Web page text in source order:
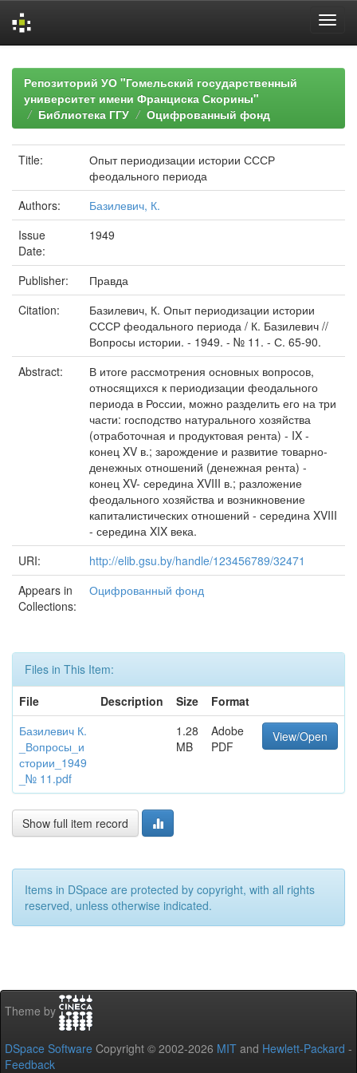
navigationРепозиторий УО "Гомельский государственный
университет имени Франциска Скорины"
Библиотека ГГУ
Оцифрованный фонд
Title:
Опыт периодизации истории СССР
феодального периода
Authors:
Базилевич, К.
Issue
Date:
1949
Publisher:
Правда
Citation:
Базилевич, К. Опыт периодизации истории
СССР феодального периода / К. Базилевич //
Вопросы истории. - 1949. - № 11. - С. 65-90.
Abstract:
В итоге рассмотрения основных вопросов,
относящихся к периодизации феодального
периода в России, можно разделить его на три
части: господство натурального хозяйства
(отработочная и продуктовая рента) - IX -
конец XV в.; зарождение и развитие товарно-
денежных отношений (денежная рента) -
конец XV- середина XVIII в.; разложение
феодального хозяйства и возникновение
капиталистических отношений - середина XVIII
- середина XIX века.
URI:
http://elib.gsu.by/handle/123456789/32471
Appears in
Collections:
Оцифрованный фонд
Files in This Item:
File
Description Size
Format
Базилевич К.
_Вопросы_и
стории_1949
_№ 11.pdf
1.28
MB
Adobe
PDF
View/Open
Show full item record
Items in DSpace are protected by copyright, with all rights
reserved, unless otherwise indicated.
Theme by
DSpace Software Copyright © 2002-2026 MIT and Hewlett-Packard -
Feedback